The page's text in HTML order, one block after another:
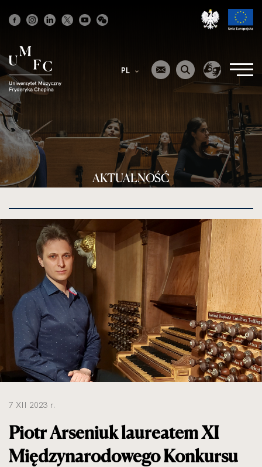
główna
PL
AKTUALNOŚĆ
kliknięcie
spowoduje
powiększenie
zdjęcia
rozmiarów
oryginalnych
7 XII 2023 r.
Piotr Arseniuk laureatem XI
Międzynarodowego Konkursu